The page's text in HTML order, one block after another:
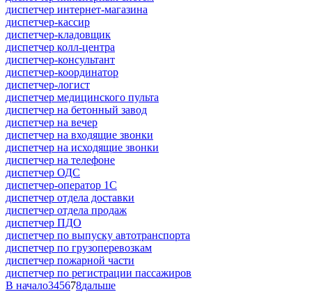
диспетчер интернет-магазина
диспетчер-кассир
диспетчер-кладовщик
диспетчер колл-центра
диспетчер-консультант
диспетчер-координатор
диспетчер-логист
диспетчер медицинского пульта
диспетчер на бетонный завод
диспетчер на вечер
диспетчер на входящие звонки
диспетчер на исходящие звонки
диспетчер на телефоне
диспетчер ОДС
диспетчер-оператор 1С
диспетчер отдела доставки
диспетчер отдела продаж
диспетчер ПДО
диспетчер по выпуску автотранспорта
диспетчер по грузоперевозкам
диспетчер пожарной части
диспетчер по регистрации пассажиров
В начало345678дальше